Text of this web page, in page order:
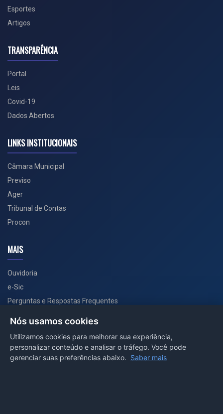
Esportes
Artigos
TRANSPARÊNCIA
Portal
Leis
Covid-19
Dados Abertos
LINKS INSTITUCIONAIS
Câmara Municipal
Previso
Ager
Tribunal de Contas
Procon
MAIS
Ouvidoria
e-Sic
Perguntas e Respostas Frequentes
PORTAL COVID-19
Nós usamos cookies
Utilizamos cookies para melhorar sua experiência,
personalizar conteúdo e analisar o tráfego. Você pode
gerenciar suas preferências abaixo. Saber mais